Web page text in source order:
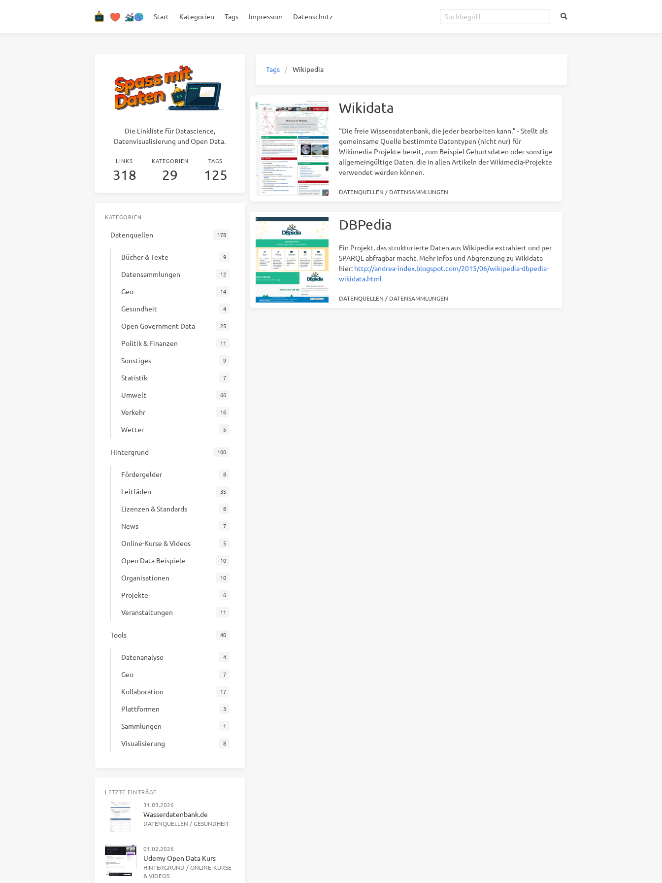
Start Kategorien Tags Impressum Datenschutz
Tags Wikipedia
Wikidata
“Die freie Wissensdatenbank, die jeder bearbeiten kann.” - Stellt als
gemeinsame Quelle bestimmte Datentypen (nicht nur) für
Wikimedia-Projekte bereit, zum Beispiel Geburtsdaten oder sonstige
allgemeingültige Daten, die in allen Artikeln der Wikimedia-Projekte
verwendet werden können.
DATENQUELLEN / DATENSAMMLUNGEN
DBPedia
Ein Projekt, das strukturierte Daten aus Wikipedia extrahiert und per
SPARQL abfragbar macht. Mehr Infos und Abgrenzung zu Wikidata
hier: http://andrea-index.blogspot.com/2015/06/wikipedia-dbpedia-
wikidata.html
DATENQUELLEN / DATENSAMMLUNGEN
Die Linkliste für Datascience,
Datenvisualisierung und Open Data.
LINKS
318
KATEGORIEN
29
TAGS
125
KATEGORIEN
Datenquellen 178
Bücher & Texte 9
Datensammlungen 12
Geo 14
Gesundheit 4
Open Government Data 25
Politik & Finanzen 11
Sonstiges 9
Statistik 7
Umwelt 66
Verkehr 16
Wetter 5
Hintergrund 100
Fördergelder 8
Leitfäden 35
Lizenzen & Standards 8
News 7
Online-Kurse & Videos 5
Open Data Beispiele 10
Organisationen 10
Projekte 6
Veranstaltungen 11
Tools 40
Datenanalyse 4
Geo 7
Kollaboration 17
Plattformen 3
Sammlungen 1
Visualisierung 8
LETZTE EINTRÄGE
31.03.2026
Wasserdatenbank.de
DATENQUELLEN /GESUNDHEIT
01.02.2026
Udemy Open Data Kurs
HINTERGRUND /ONLINE-KURSE
& VIDEOS